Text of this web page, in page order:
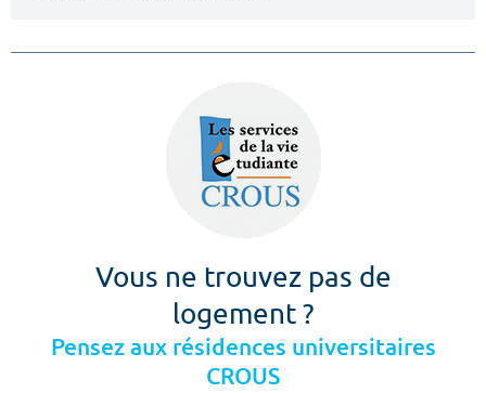
Vous ne trouvez pas de
logement ?
Pensez aux résidences universitaires
CROUS